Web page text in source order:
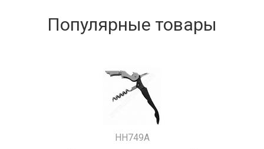
Популярные товары
HH749A